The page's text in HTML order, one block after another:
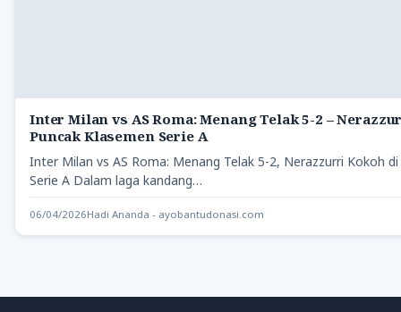
Inter Milan vs AS Roma: Menang Telak 5-2 –
Puncak Klasemen Serie A
Inter Milan vs AS Roma: Menang Telak 5-2, Nerazzurri Kokoh
Serie A Dalam laga kandang…
06/04/2026Hadi Ananda - ayobantudonasi.com